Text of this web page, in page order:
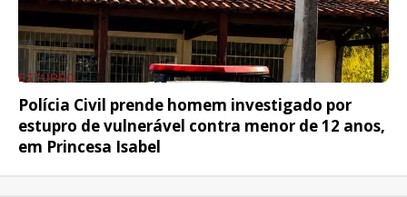
ESTUPRO
Polícia Civil prende homem investigado por
estupro de vulnerável contra menor de 12 anos,
em Princesa Isabel